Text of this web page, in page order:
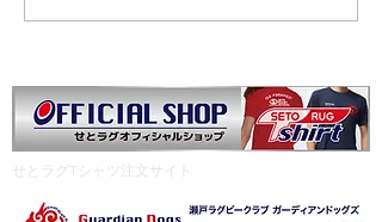
​せとラグTシャツ注文サイト